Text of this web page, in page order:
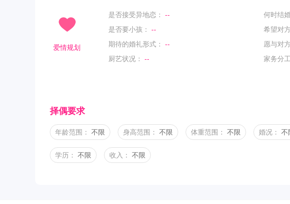
爱情规划
是否接受异地恋： -- 何时结婚
是否要小孩：
-- 希望对
期待的婚礼形式：
-- 愿与对
厨艺状况：
-- 家务分工
择偶要求
年龄范围： 不限 身高范围： 不限 体重范围： 不限 婚况： 不
学历： 不限 收入： 不限